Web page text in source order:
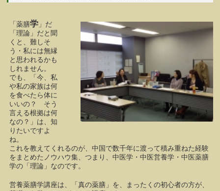
「薬膳学 」だ
「理論」だと聞
くと、難しそ
う・私には無縁
と思われるかも
しれません。
でも、「今、私
や私の家族は何
を食べたら体に
いいの？ そう
言える根拠は何
なの？」は、知
りたいですよ
ね。
これを教えてくれるのが、中国で数千年に渡って積み重ねた経験
をまとめたノウハウ集、つまり、中医学・中医営養学・中医薬膳
学の「理論」なのです。
営養薬膳学講座は、「真の薬膳」を、まったくの初心者の方が、